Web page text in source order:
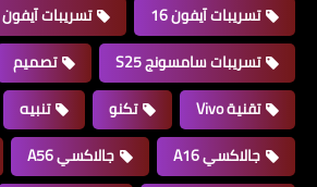
تسريبات آيفون 16
تسريبات آيفون 16 برو ماكس
تسريبات سامسونج S25
تصميم
تقنية Vivo
تكنو
تنبيه
جالاكسي A16
جالاكسي A56